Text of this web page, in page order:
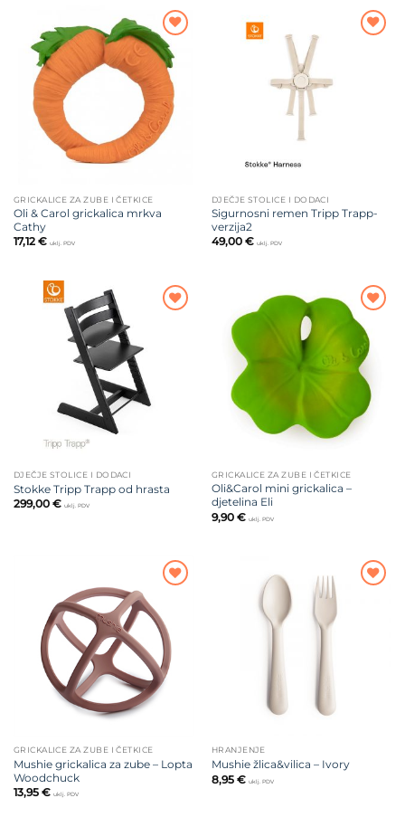
39,00 €
Dodajte
na listu
želja
GRICKALICE ZA ZUBE I ČETKICE
Oli & Carol grickalica mrkva
Cathy
17,12 € uklj. PDV
DJEČJE STOLICE I DODACI
Sigurnosni remen Tripp Trapp-
verzija2
49,00 € uklj. PDV
DJEČJE STOLICE I DODACI
Stokke Tripp Trapp od hrasta
299,00 € uklj. PDV
Dodajte
na listu
želja
GRICKALICE ZA ZUBE I ČETKICE
Oli&Carol mini grickalica –
djetelina Eli
9,90 € uklj. PDV
na listu
želja
GRICKALICE ZA ZUBE I ČETKICE
Mushie grickalica za zube – Lopta
Woodchuck
13,95 € uklj. PDV
HRANJENJE
Mushie žlica&vilica – Ivory
8,95 € uklj. PDV